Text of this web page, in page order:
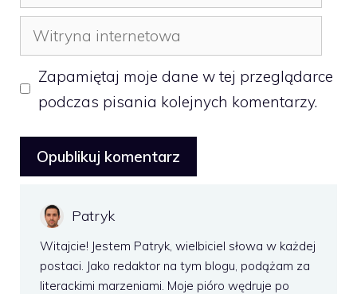
mail
Witryna
internetowa
Zapamiętaj moje dane w tej przeglądarce
podczas pisania kolejnych komentarzy.
Patryk
Witajcie! Jestem Patryk, wielbiciel słowa w każdej
postaci. Jako redaktor na tym blogu, podążam za
literackimi marzeniami. Moje pióro wędruje po